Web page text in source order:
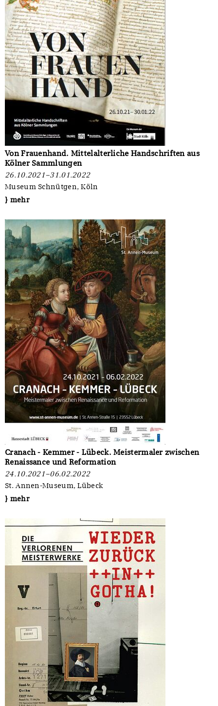
Von Frauenhand. Mittelalterliche Handschriften aus
Kölner Sammlungen
26.10.2021–31.01.2022
Museum Schnütgen, Köln
} mehr
Cranach - Kemmer - Lübeck. Meistermaler zwischen
Renaissance und Reformation
24.10.2021–06.02.2022
St. Annen-Museum, Lübeck
} mehr